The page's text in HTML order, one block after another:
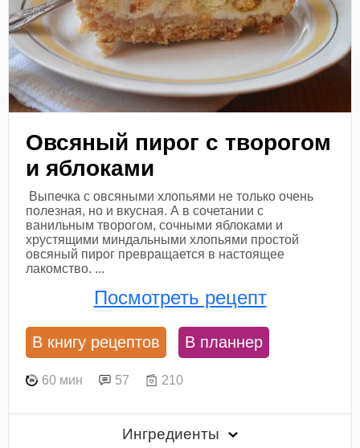
Овсяный пирог с творогом
и яблоками
Выпечка с овсяными хлопьями не только очень
полезная, но и вкусная. А в сочетании с
ванильным творогом, сочными яблоками и
хрустящими миндальными хлопьями простой
овсяный пирог превращается в настоящее
лакомство. ...
Посмотреть рецепт
В книгу рецептов В планнер
60 мин 57 210
Ингредиенты